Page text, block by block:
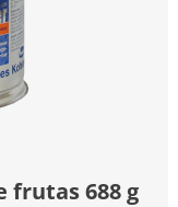
frutas 688 g